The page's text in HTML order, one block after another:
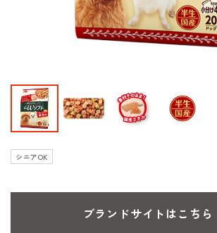
シニアOK
ブランドサイトはこちら